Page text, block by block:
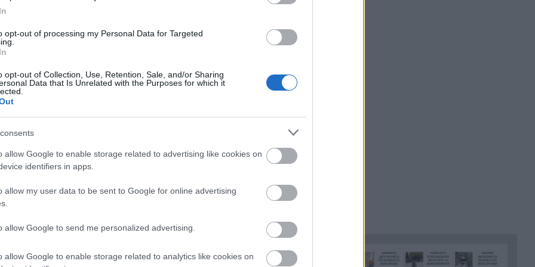
opt-out of processing my Personal Data for Targeted
opt-out of Collection, Use, Retention, Sale, and/or Sharing
Data that Is Unrelated with the Purposes for which it
allow Google to enable storage related to advertising like cookies on
identifiers in apps.
allow my user data to be sent to Google for online advertising
allow Google to send me personalized advertising.
allow Google to enable storage related to analytics like cookies on
σε ανοιχτή γραμμή με τον Πολίτη
παράπονα, καταγγελίες ή ιδέες για τη γειτονιά σου.
τιςειδήσειςστο Bing News και το Google News
Η Παναχαϊκή ανακοίνωσε